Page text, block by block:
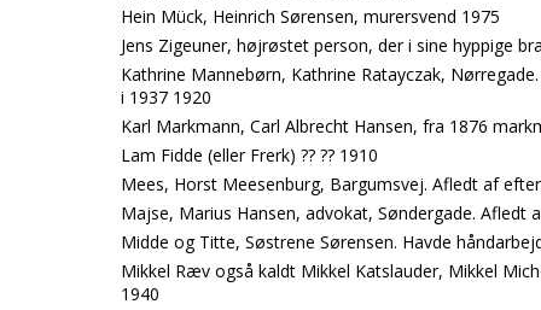
Hein Mück, Heinrich Sørensen, murersvend 1975
Jens Zigeuner, højrøstet person, der i sine hyppige
Kathrine Mannebørn, Kathrine Ratayczak,
i 1937 1920
Karl Markmann, Carl Albrecht Hansen, fra 1876
Lam Fidde (eller Frerk) ?? ?? 1910
Mees, Horst Meesenburg, Bargumsvej. Afledt af
Majse, Marius Hansen, advokat, Søndergade. Afledt
Midde og Titte, Søstrene Sørensen. Havde
Mikkel Ræv også kaldt Mikkel Katslauder, Mikkel
1940